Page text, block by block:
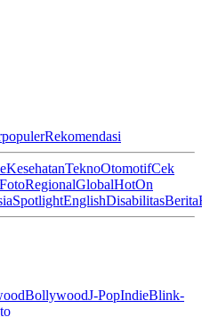
Rekomendasi
KesehatanTeknoOtomotifCek
FotoRegionalGlobalHotOn
SpotlightEnglishDisabilitasBerita
BollywoodJ-PopIndieBlink-